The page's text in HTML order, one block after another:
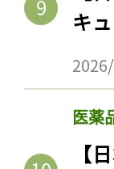
キ
医薬
【